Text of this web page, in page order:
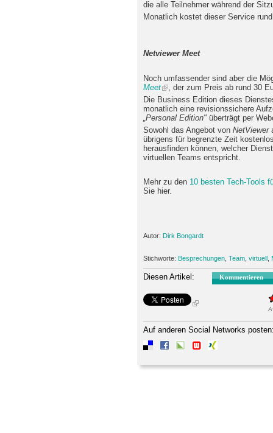
die alle Teilnehmer während der
Monatlich kostet dieser Service
Netviewer Meet
Noch umfassender sind aber die
Meet
, der zum Preis ab rund 30
Die Business Edition dieses
monatlich eine revisionssichere
„Personal Edition" überträgt per
Sowohl das Angebot von NetViewer
übrigens für begrenzte Zeit
herausfinden können, welcher
virtuellen Teams entspricht.
Mehr zu den 10 besten Tech-Tools
Sie hier.
Autor: Dirk Bongardt
Stichworte: Besprechungen Team virtuell
Diesen Artikel: Kommentieren
Auf anderen Social Networks